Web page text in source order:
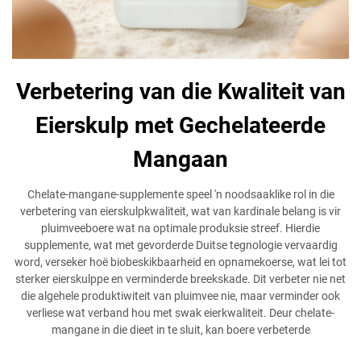
Verbetering van die Kwaliteit van
Eierskulp met Gechelateerde
Mangaan
Chelate-mangane-supplemente speel 'n noodsaaklike rol in die
verbetering van eierskulpkwaliteit, wat van kardinale belang is vir
pluimveeboere wat na optimale produksie streef. Hierdie
supplemente, wat met gevorderde Duitse tegnologie vervaardig
word, verseker hoë biobeskikbaarheid en opnamekoerse, wat lei tot
sterker eierskulppe en verminderde breekskade. Dit verbeter nie net
die algehele produktiwiteit van pluimvee nie, maar verminder ook
verliese wat verband hou met swak eierkwaliteit. Deur chelate-
mangane in die dieet in te sluit, kan boere verbeterde